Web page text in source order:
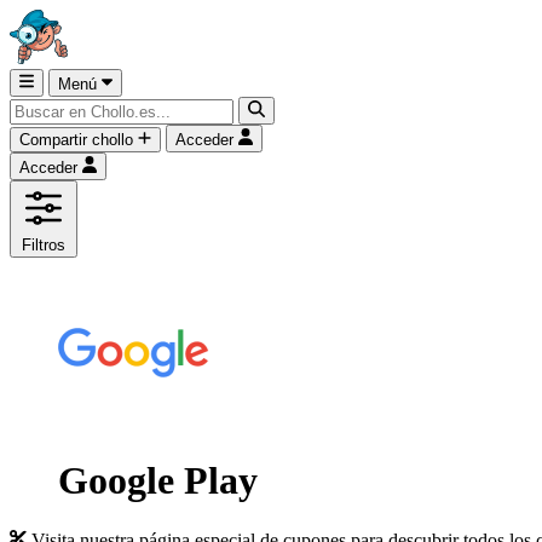
Menú
Compartir chollo
Acceder
Acceder
Filtros
Google Play